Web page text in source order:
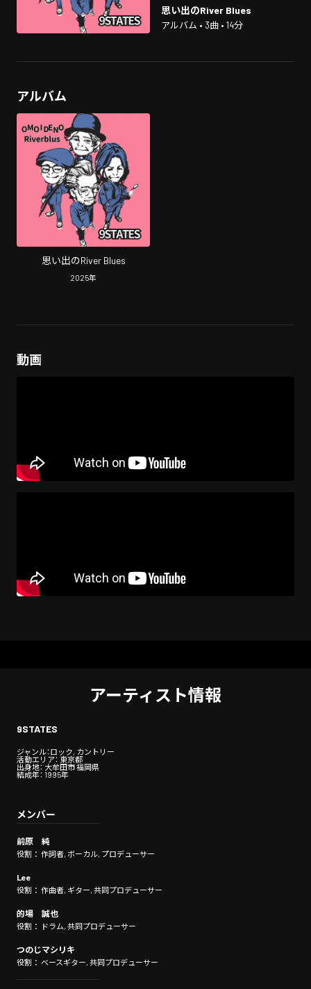
思い出のRiver Blues
アルバム • 3曲 • 14分
アルバム
思い出のRiver Blues
2025年
動画
アーティスト情報
9STATES
ジャンル：ロック, カントリー
活動エリア： 東京都
出身地： 大牟田市 福岡県
結成年： 1995年
メンバー
前原 純
役割： 作詞者, ボーカル, プロデューサー
Lee
役割： 作曲者, ギター, 共同プロデューサー
的場 誠也
役割： ドラム, 共同プロデューサー
つのじマシリキ
役割： ベースギター, 共同プロデューサー